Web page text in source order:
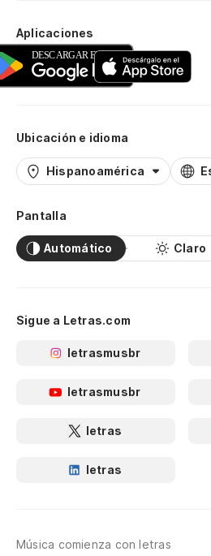
Aplicaciones
Ubicación e idioma
Hispanoamérica
Pantalla
Automático Claro
Sigue a Letras.com
letrasmusbr
letrasmusbr
letras
letras
Música comienza con letras